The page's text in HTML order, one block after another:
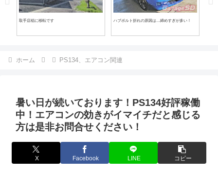
取手店稲に移転です ハブボルト折れの原因は…締めすぎが多い！
ホーム PS134、エアコン関連
暑い日が続いております！PS134好評稼働
中！エアコンの効きがイマイチだと感じる
方は是非お問合せください！
X Facebook LINE コピー